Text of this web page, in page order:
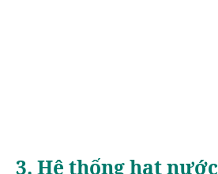
3. Hệ thống hạt nước